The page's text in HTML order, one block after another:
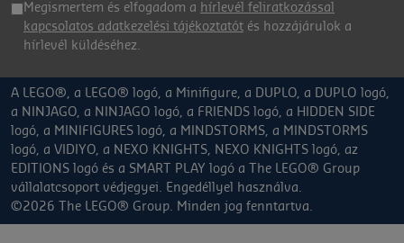
Megismertem és elfogadom a hírlevél feliratkozással
kapcsolatos adatkezelési tájékoztatót és hozzájárulok a
hírlevél küldéséhez.
A LEGO®, a LEGO® logó, a Minifigure, a DUPLO, a DUPLO logó,
a NINJAGO, a NINJAGO logó, a FRIENDS logó, a HIDDEN SIDE
logó, a MINIFIGURES logó, a MINDSTORMS, a MINDSTORMS
logó, a VIDIYO, a NEXO KNIGHTS, NEXO KNIGHTS logó, az
EDITIONS logó és a SMART PLAY logó a The LEGO® Group
vállalatcsoport védjegyei. Engedéllyel használva.
©2026 The LEGO® Group. Minden jog fenntartva.